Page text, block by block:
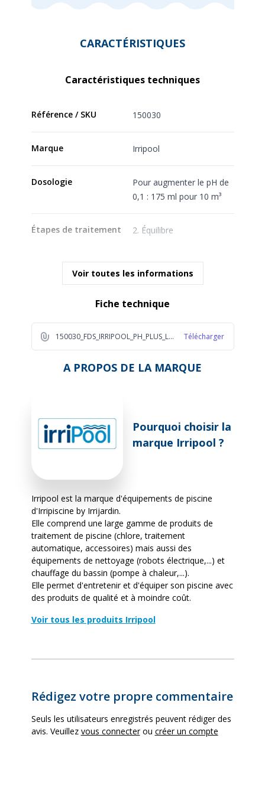
CARACTÉRISTIQUES
Caractéristiques techniques
Référence / SKU 150030
Marque Irripool
Dosologie
Pour augmenter le pH de
0,1 : 175 ml pour 10 m³
Étapes de traitement 2. Équilibre
Forme du produit
Liquide
Voir toutes les informations
Fiche technique
150030_FDS_IRRIPOOL_PH_PLUS_LIQUIDE_10L_2023_FR_1_b8bf Télécharger
A PROPOS DE LA MARQUE
Pourquoi choisir la
marque Irripool ?
Irripool est la marque d'équipements de piscine
d'Irripiscine by Irrijardin.
Elle comprend une large gamme de produits de
traitement de piscine (chlore, traitement
automatique, accessoires) mais aussi des
équipements de nettoyage (robots électrique,...) et
chauffage du bassin (pompe à chaleur,...).
Elle permet d'entretenir et d'équiper son piscine avec
des produits de qualité et à moindre coût.
Voir tous les produits Irripool
Rédigez votre propre commentaire
Seuls les utilisateurs enregistrés peuvent rédiger des
avis. Veuillez vous connecterou créer un compte